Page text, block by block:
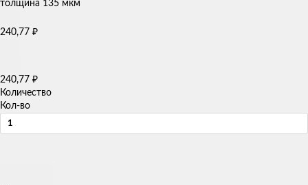
240,77 ₽
240,77 ₽
Количество
Кол-во